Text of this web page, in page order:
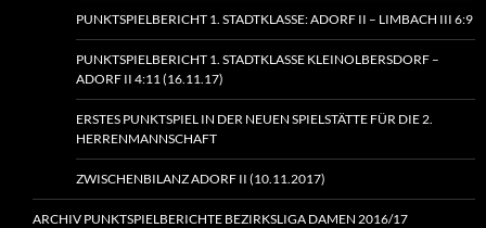
PUNKTSPIELBERICHT 1. STADTKLASSE: ADORF II – LIMBACH III 6:9
PUNKTSPIELBERICHT 1. STADTKLASSE KLEINOLBERSDORF –
ADORF II 4:11 (16.11.17)
ERSTES PUNKTSPIEL IN DER NEUEN SPIELSTÄTTE FÜR DIE 2.
HERRENMANNSCHAFT
ZWISCHENBILANZ ADORF II (10.11.2017)
ARCHIV PUNKTSPIELBERICHTE BEZIRKSLIGA DAMEN 2016/17